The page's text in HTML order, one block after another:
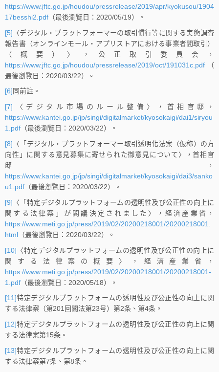
https://www.jftc.go.jp/houdou/pressrelease/2019/apr/kyokusou/1904
17besshi2.pdf （最後瀏覽日：2020/05/19）。
[5] 〈デジタル・プラットフォーマーの取引慣行等に関する実態調査
報告書（オンラインモール・アプリストアにおける事業者間取引）
（概要）〉，公正取引委員会，
https://www.jftc.go.jp/houdou/pressrelease/2019/oct/191031c.pdf （
最後瀏覽日：2020/03/22）。
[6]同前註。
[7] 〈デジタル市場のルール整備〉，首相官邸，
https://www.kantei.go.jp/jp/singi/digitalmarket/kyosokaigi/dai1/siryou
1.pdf （最後瀏覽日：2020/03/22）。
[8] 〈「デジタル・プラットフォーマー取引透明化法案（仮称）の方
向性」に関する意見募集に寄せられた御意見について〉，首相官
邸，
https://www.kantei.go.jp/jp/singi/digitalmarket/kyosokaigi/dai3/sanko
u1.pdf （最後瀏覽日：2020/03/22）。
[9] 〈「特定デジタルプラットフォームの透明性及び公正性の向上に
関する法律案」が閣議決定されました〉，経済産業省，
https://www.meti.go.jp/press/2019/02/20200218001/20200218001.
html （最後瀏覽日：2020/03/22）。
[10] 〈特定デジタルプラットフォームの透明性及び公正性の向上に
関する法律案の概要〉，経済産業省，
https://www.meti.go.jp/press/2019/02/20200218001/20200218001-
1.pdf （最後瀏覽日：2020/05/18）。
[11]特定デジタルプラットフォームの透明性及び公正性の向上に関
する法律案（第201回閣法第23号）第2条、第4条。
[12]特定デジタルプラットフォームの透明性及び公正性の向上に関
する法律案第15条。
[13]特定デジタルプラットフォームの透明性及び公正性の向上に関
する法律案第7条、第8条。